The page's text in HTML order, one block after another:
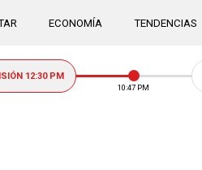
ECONOMÍA TENDENCIAS
12:30 PM
10:47 PM